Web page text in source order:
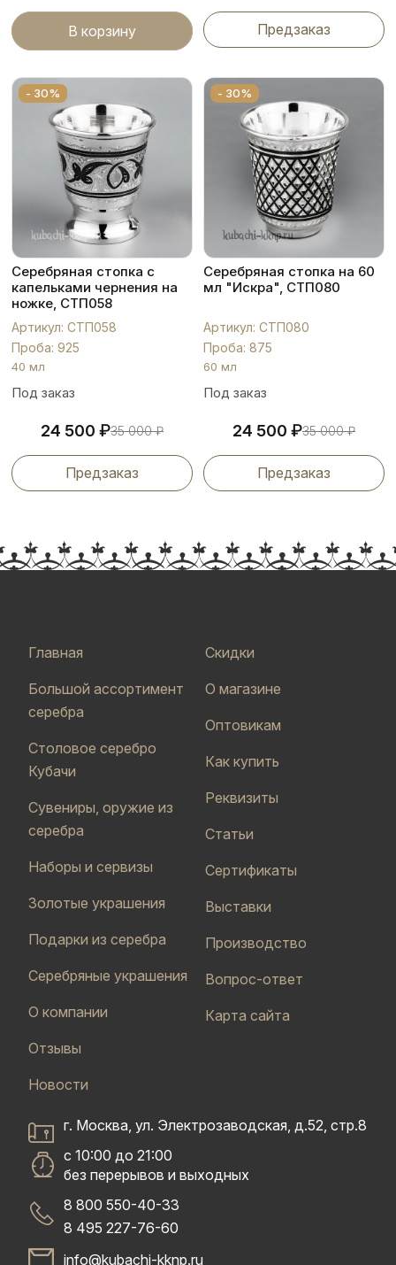
В корзину Предзаказ
- 30%
Серебряная стопка с
капельками чернения на
ножке, СТП058
Артикул: СТП058
Проба: 925
40 мл
Под заказ
24 500 ₽35 000₽
Предзаказ
- 30%
Серебряная стопка на 60
мл "Искра", СТП080
Артикул: СТП080
Проба: 875
60 мл
Под заказ
24 500 ₽35 000₽
Предзаказ
Главная
Большой ассортимент
серебра
Столовое серебро
Кубачи
Сувениры, оружие из
серебра
Наборы и сервизы
Золотые украшения
Подарки из серебра
Серебряные украшения
О компании
Отзывы
Новости
Скидки
О магазине
Оптовикам
Как купить
Реквизиты
Статьи
Сертификаты
Выставки
Производство
Вопрос-ответ
Карта сайта
г. Москва, ул. Электрозаводская, д.52, стр.8
с 10:00 до 21:00
без перерывов и выходных
8 800 550-40-33
8 495 227-76-60
info@kubachi-kknp.ru